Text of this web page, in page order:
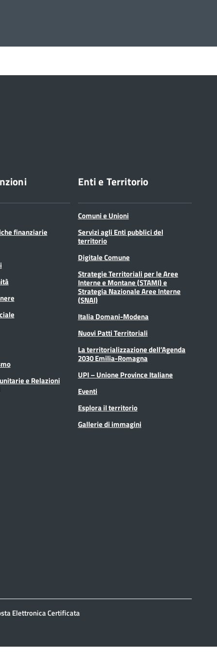
finanziarie
e Relazioni
Enti e Territorio
Comuni e Unioni
Servizi agli Enti pubblici del
territorio
Digitale Comune
Strategie Territoriali per le Aree
Interne e Montane (STAMI) e
Strategia Nazionale Aree Interne
(SNAI)
Italia Domani-Modena
Nuovi Patti Territoriali
La territorializzazione dell’Agenda
2030 Emilia-Romagna
UPI – Unione Province Italiane
Eventi
Esplora il territorio
Gallerie di immagini
Elettronica Certificata